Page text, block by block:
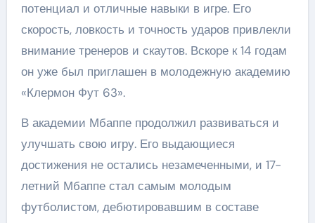
потенциал и отличные навыки в игре. Его
скорость, ловкость и точность ударов привлекли
внимание тренеров и скаутов. Вскоре к 14 годам
он уже был приглашен в молодежную академию
«Клермон Фут 63».
В академии Мбаппе продолжил развиваться и
улучшать свою игру. Его выдающиеся
достижения не остались незамеченными, и 17-
летний Мбаппе стал самым молодым
футболистом, дебютировавшим в составе